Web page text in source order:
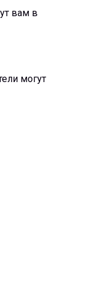
вам в
могут